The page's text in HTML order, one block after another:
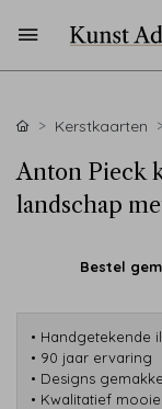
Kerstkaarten
Anton Pieck
landschap
Bestel
• Handgetekende
• 90 jaar ervaring
• Designs
• Kwalitatief